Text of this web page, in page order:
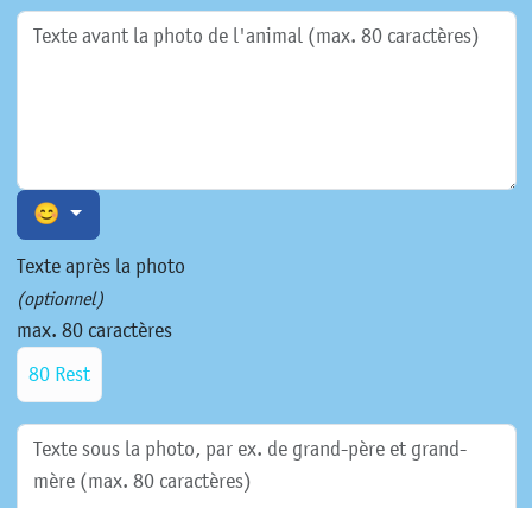
😊
Texte après la photo
(optionnel)
max. 80 caractères
80 Rest